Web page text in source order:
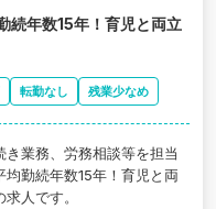
続年数15年！育児と両立
転勤なし 残業少なめ
業務、労務相談等を担当
勤続年数15年！育児と両
人です。